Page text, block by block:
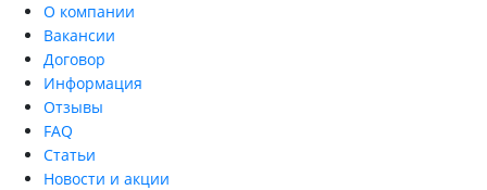
О компании
Вакансии
Договор
Информация
Отзывы
FAQ
Статьи
Новости и акции